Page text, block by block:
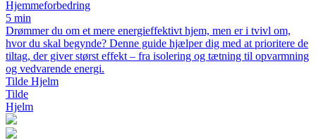
Hjemmeforbedring
5 min
Drømmer du om et mere energieffektivt hjem, men er i tvivl om,
hvor du skal begynde? Denne guide hjælper dig med at prioritere de
tiltag, der giver størst effekt – fra isolering og tætning til opvarmning
og vedvarende energi.
Tilde Hjelm
Tilde
Hjelm